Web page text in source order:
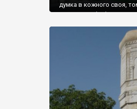
думка в кожного своя,
запрошую відвідати це